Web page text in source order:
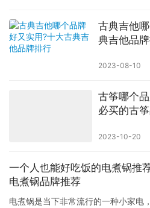
古典吉他
典吉他品
2023-08-10
古筝哪个
必买的古
2023-10-20
一个人也能好吃饭的电煮锅推
电煮锅品牌推荐
电煮锅是当下非常流行的一种小家电